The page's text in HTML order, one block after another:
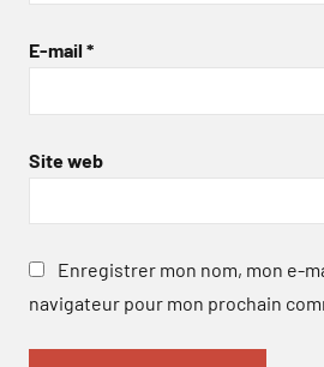
E-mail *
Site web
Enregistrer mon nom, mon e-
navigateur pour mon prochain